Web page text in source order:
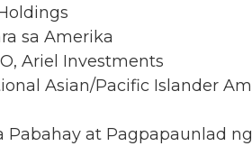
sa Amerika
Ariel Investments
Asian/Pacific Islander
at Pagpapaunlad